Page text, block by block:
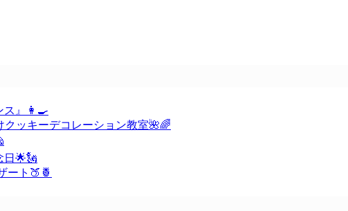
ス』👩‍🍳
クッキーデコレーション教室🌺🌈
日🌟🗽
ート🍑🍍